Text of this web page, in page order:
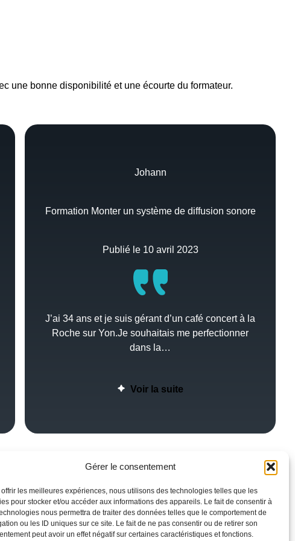
Gérer le consentement
offrir les meilleures expériences, nous utilisons des technologies telles que les
pour stocker et/ou accéder aux informations des appareils. Le fait de consentir à
nous permettra de traiter des données telles que le comportement de
ou les ID uniques sur ce site. Le fait de ne pas consentir ou de retirer son
peut avoir un effet négatif sur certaines caractéristiques et fonctions.
une bonne disponibilité et une écourte du formateur.
Johann
Formation Monter un système de diffusion sonore
Publié le 10 avril 2023
J’ai 34 ans et je suis gérant d’un café concert à la
Roche sur Yon.Je souhaitais me perfectionner
dans la…
Voir la suite